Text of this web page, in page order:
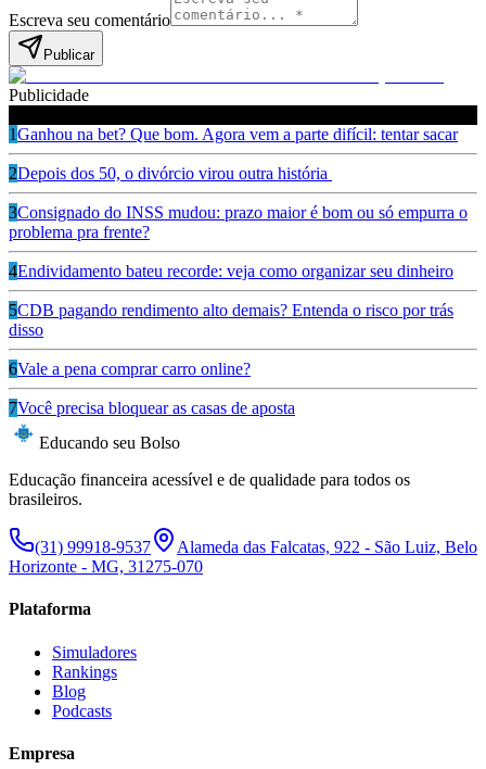
Escreva seu comentário
Publicar
Publicidade
1Ganhou na bet? Que bom. Agora vem a parte difícil: tentar sacar
2Depois dos 50, o divórcio virou outra história
3Consignado do INSS mudou: prazo maior é bom ou só empurra o
problema pra frente?
4Endividamento bateu recorde: veja como organizar seu dinheiro
5CDB pagando rendimento alto demais? Entenda o risco por trás
disso
6Vale a pena comprar carro online?
7Você precisa bloquear as casas de aposta
Educando seu Bolso
Educação financeira acessível e de qualidade para todos os
brasileiros.
(31) 99918-9537
Alameda das Falcatas, 922 - São Luiz, Belo
Horizonte - MG, 31275-070
Plataforma
Simuladores
Rankings
Blog
Podcasts
Empresa